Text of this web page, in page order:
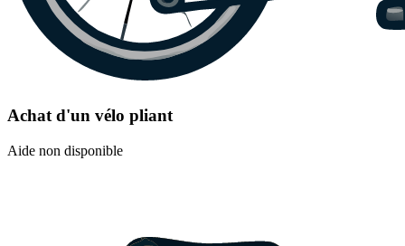
Achat d'un vélo pliant
Aide non disponible